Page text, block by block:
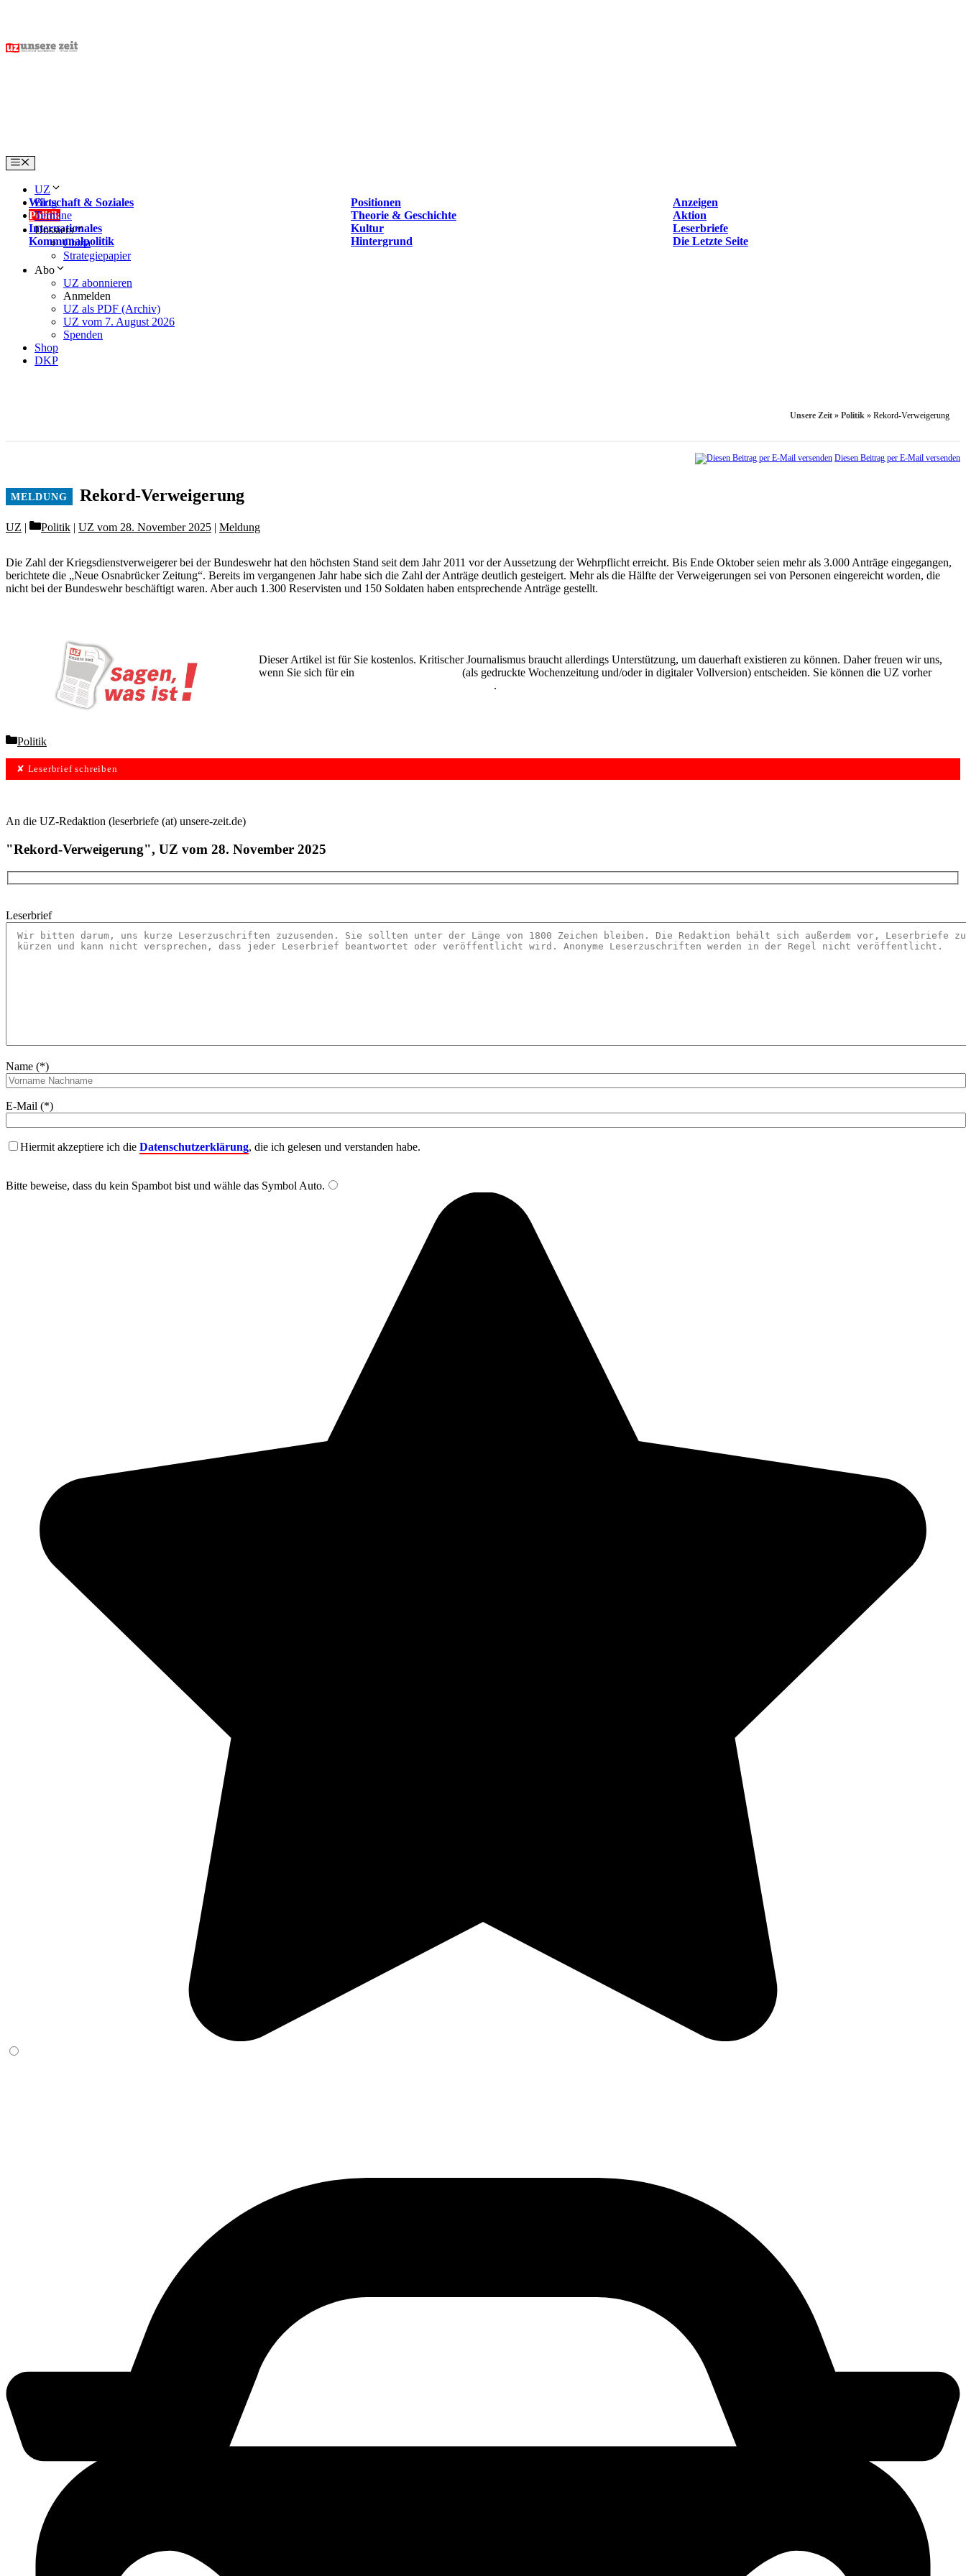
content
Menu
UZ
Wirtschaft & Soziales
Positionen
Anzeigen
Politik
Theorie & Geschichte
Aktion
Internationales
Kultur
Leserbriefe
Kommunalpolitik
Hintergrund Die Letzte Seite
Blog
Termine
Dossiers
China
Strategiepapier
Abo
UZ abonnieren
Anmelden
UZ als PDF (Archiv)
UZ vom 7. August 2026
Spenden
Shop
DKP
Unsere Zeit » Politik » Rekord-Verweigerung
Diesen Beitrag per E-Mail versenden
Rekord-Verweigerung
UZ Categories
Politik | UZ vom 28. November 2025 | Meldung
Die Zahl der Kriegsdienstverweigerer bei der Bundeswehr hat den höchsten Stand seit dem Jahr 2011 vor der Aussetzung der Wehrpflicht erreicht. Bis Ende Oktober seien mehr als 3.000 Anträge eingegangen,
berichtete die „Neue Osnabrücker Zeitung“. Bereits im vergangenen Jahr habe sich die Zahl der Anträge deutlich gesteigert. Mehr als die Hälfte der Verweigerungen sei von Personen eingereicht worden, die
nicht bei der Bundeswehr beschäftigt waren. Aber auch 1.300 Reservisten und 150 Soldaten haben entsprechende Anträge gestellt.
Dieser Artikel ist für Sie kostenlos. Kritischer Journalismus braucht allerdings Unterstützung, um dauerhaft existieren zu können. Daher freuen wir uns,
wenn Sie sich für ein
(als gedruckte Wochenzeitung und/oder in digitaler Vollversion) entscheiden. Sie können die UZ vorher
.
Categories
Politik
✘ Leserbrief schreiben
An die UZ-Redaktion (leserbriefe (at) unsere-zeit.de)
"Rekord-Verweigerung", UZ vom 28. November 2025
Leserbrief
Name (*)
E-Mail (*)
Hiermit akzeptiere ich die Datenschutzerklärung, die ich gelesen und verstanden habe.
Bitte beweise, dass du kein Spambot bist und wähle das Symbol Auto.